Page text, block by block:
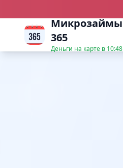
Микрозаймы
365
Деньги на карте в 10:48